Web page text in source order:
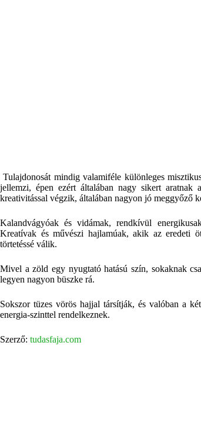
Tulajdonosát mindig valamiféle különleges
jellemzi, épen ezért általában nagy sikert aratnak
kreativitással végzik, általában nagyon jó meggyőző
Kalandvágyóak és vidámak, rendkívül
Kreatívak és művészi hajlamúak, akik az eredeti
törtetéssé válik.
Mivel a zöld egy nyugtató hatású szín, sokaknak
legyen nagyon büszke rá.
Sokszor tüzes vörös hajjal társítják, és valóban a
energia-szinttel rendelkeznek.
Szerző: tudasfaja.com